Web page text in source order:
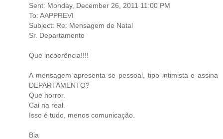
Sent: Monday, December 26, 2011 11:00 PM
To: AAPPREVI
Subject: Re: Mensagem de Natal
Sr. Departamento
Que incoerência!!!!
A mensagem apresenta-se pessoal, tipo intimista e assina
DEPARTAMENTO?
Que horror.
Cai na real.
Isso é tudo, menos comunicação.
Bia